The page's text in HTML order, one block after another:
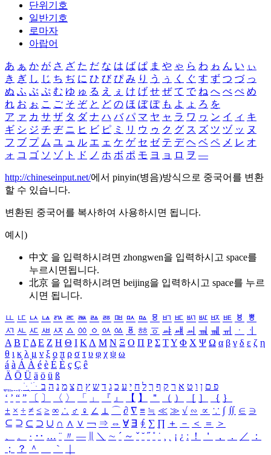
단위기호
일반기호
로마자
아랍어
あ ぁ か が さ ざ た だ な は ば ぱ ま や ゃ ら わ ゎ ん い ぃ
き ぎ し じ ち ぢ に ひ び ぴ み り う ぅ く ぐ す ず つ づ っ
ぬ ふ ぶ ぷ む ゆ ゅ る え ぇ け げ せ ぜ て で ね へ べ ぺ め
れ お ぉ こ ご そ ぞ と ど の ほ ぼ ぽ も よ ょ ろ を
ア ァ カ サ ザ タ ダ ナ ハ バ パ マ ヤ ャ ラ ワ ヮ ン イ ィ キ
ギ シ ジ チ ヂ ニ ヒ ビ ピ ミ リ ウ ゥ ク グ ス ズ ツ ヅ ッ ヌ
フ ブ プ ム ユ ュ ル エ ェ ケ ゲ セ ゼ テ デ ヘ ベ ペ メ レ オ
ォ コ ゴ ソ ゾ ト ド ノ ホ ボ ポ モ ヨ ョ ロ ヲ ―
http://chineseinput.net/에서 pinyin(병음)방식으로 중국어를 변환
할 수 있습니다.
변환된 중국어를 복사하여 사용하시면 됩니다.
예시)
中文 을 입력하시려면 zhongwen을 입력하시고 space를
누르시면됩니다.
北京 을 입력하시려면 beijing을 입력하시고 space를 누르
시면 됩니다.
ㅥ ㅦ ㅧ ㅨ ㅩ ㅪ ㅫ ㅬ ㅭ ㅮ ㅯ ㅰ ㅱ ㅲ ㅳ ㅴ ㅵ ㅶ ㅷ ㅸ
ㅹ
ㅺ ㅻ ㅼ ㅽ ㅾ ㅿ ㆀ ㆁ ㆂ ㆃ ㆄ ㆅ ㆆ ㆇ ㆈ ㆉ ㆊ ㆋ ㆌ ㆍ
ㆎ
Α Β ΓΔ Ε Ζ Η Θ Ι ΚΛ Μ Ν Ξ Ο Π Ρ Σ ΤΥ Φ Χ Ψ Ω α β γ δ ε ζ η
θ ι κ λ μ ν ξ ο π ρ σ τ υ φ χ ψ ω
á à Á À é è É È ç Ç ê
Ä Ö Ü ä ö ü ß
ִֶֹ ֻּ ׁׂ פ ם ן ו ט א ר ק ף ך ל ח י ע כ ג ד ש ץ ת צ מ נ ה ב
‘ ’ “ ” 〔 〕 〈 〉 「 」 『 』 【 】 ＂ （ ） ［ ］ ｛ ｝
± × ÷ ≠ ≤ ≥ ∞ ∴ ♂ ♀ ∠ ⊥ ⌒ ∂ ∇ ≡ ≒ ≪ ≫ √ ∽ ∝ ∵ ∫ ∬ ∈ ∋
⊆ ⊇ ⊂ ⊃ ∪ ∩ ∧ ∨ ￢ ⇒ ⇔ ∀ ∃ ∮ ∑ ∏ ＋ － ＜ ＝
＞
、
。 · ‥ … ¨ 〃 ― ＼ ∼ ´ ～ ˇ ˘ ˝ ˚ ˙ ¸ ¡ ¿ ː ！ ＇ ， ． ／
：
；
？ ＾ ｀